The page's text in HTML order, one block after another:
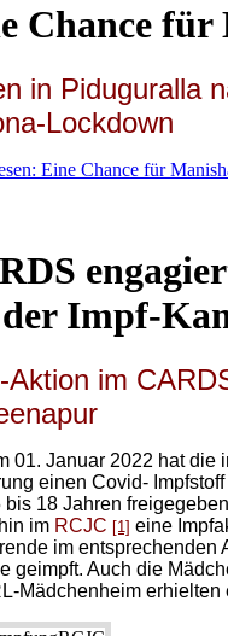
Chance für
in Piduguralla
Lockdown
Eine Chance für
Impf-
Aktion im
01. Januar 2022 hat die
einen Covid-
bis 18 Jahren
im RCJC [1] eine
im entsprechenden
geimpft. Auch die
Mädchenheim erhielten